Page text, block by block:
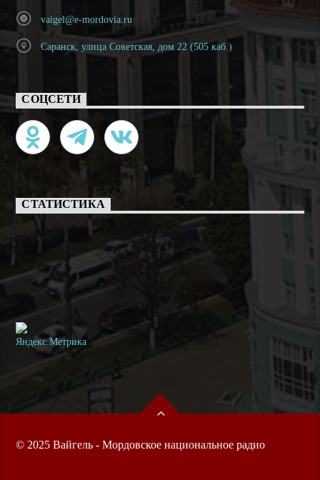
vaigel@e-mordovia.ru
Саранск, улица Советская, дом 22 (505 каб.)
СОЦСЕТИ
СТАТИСТИКА
© 2025 Вайгель - Мордовское национальное радио